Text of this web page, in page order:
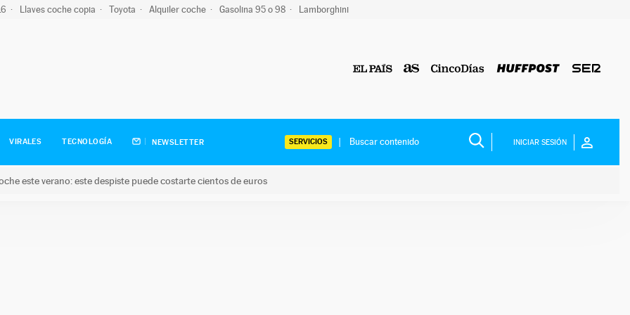
Llaves coche copia Toyota Alquiler coche Gasolina 95 o 98 Lamborghini
VIRALES TECNOLOGÍA NEWSLETTER SERVICIOS INICIAR SESIÓN
este verano: este despiste puede costarte cientos de euros